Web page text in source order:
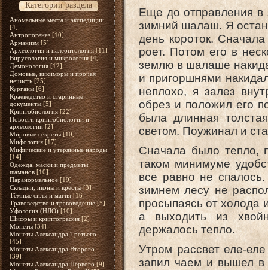
Категории раздела
Аномальные места и экспедиции
[4]
Антропогенез [10]
Арманизм [5]
Археология и палеонтология [11]
Вирусология и микрология [4]
Демонология [12]
Домовые, кикиморы и прочая
нечисть [25]
Курганы [6]
Краеведство и старинные
документы [5]
Криптобиология [22]
Новости криптобиологии и
археологии [2]
Мировые секреты [10]
Мифология [17]
Мифические и утерянные народы
[14]
Одежда, маски и предметы
шаманов [10]
Паранормальное [19]
Складни, иконы и кресты [3]
Тёмные силы и магия [16]
Травоведство и травоведение [5]
Уфология (НЛО) [10]
Шифры и криптография [2]
Монеты [34]
Монеты Александра Третьего
[45]
Монеты Александра Второго
[39]
Монеты Александра Первого [9]
Еще до отправления в
зимний шалаш. Я
день короток.
роет. Потом его в
землю в шалаше
и пригоршнями
неплохо, я залез
обрез и положил его
была длинная
светом. Поужинал и
Сначала было тепло,
таком минимуме
все равно не
зимнем лесу не
просыпаясь от холода
а выходить из
держалось тепло.
Утром рассвет еле-
запил чаем и вышел в